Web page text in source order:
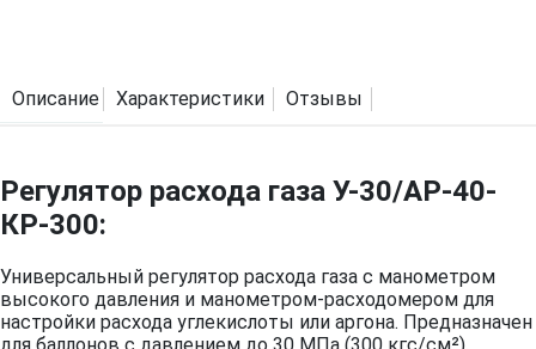
Описание Характеристики Отзывы
Регулятор расхода газа У-30/АР-40-
КР-300:
Универсальный регулятор расхода газа с манометром
высокого давления и манометром-расходомером для
настройки расхода углекислоты или аргона. Предназначен